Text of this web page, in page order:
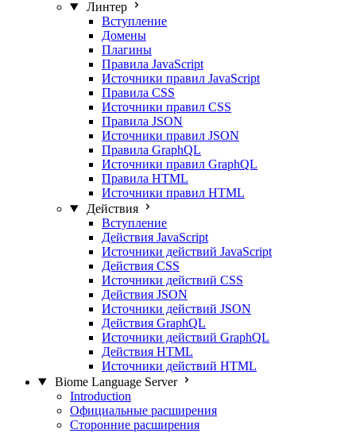
Линтер
Вступление
Домены
Плагины
Правила JavaScript
Источники правил JavaScript
Правила CSS
Источники правил CSS
Правила JSON
Источники правил JSON
Правила GraphQL
Источники правил GraphQL
Правила HTML
Источники правил HTML
Действия
Вступление
Действия JavaScript
Источники действий JavaScript
Действия CSS
Источники действий CSS
Действия JSON
Источники действий JSON
Действия GraphQL
Источники действий GraphQL
Действия HTML
Источники действий HTML
Biome Language Server
Introduction
Официальные расширения
Сторонние расширения